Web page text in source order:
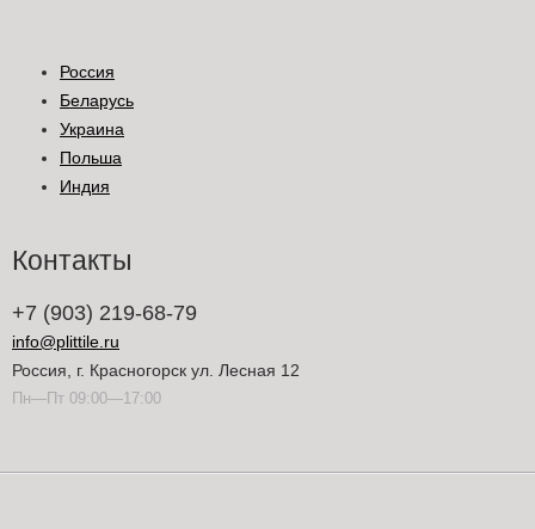
Россия
Беларусь
Украина
Польша
Индия
Контакты
+7 (903) 219-68-79
info@plittile.ru
Россия, г. Красногорск ул. Лесная 12
Пн—Пт 09:00—17:00